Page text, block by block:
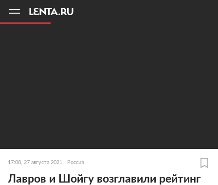
17:08, 27 августа 2021 Россия
Лавров и Шойгу возглавили рейтинг